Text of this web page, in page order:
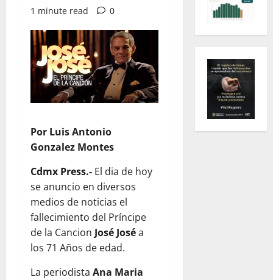
1 minute read
0
Por Luis Antonio
Gonzalez Montes
Cdmx Press.- El dia de hoy
se anuncio en diversos
medios de noticias el
fallecimiento del Príncipe
de la Cancion José Joséa
los 71 Años de edad.
La periodista Ana Maria